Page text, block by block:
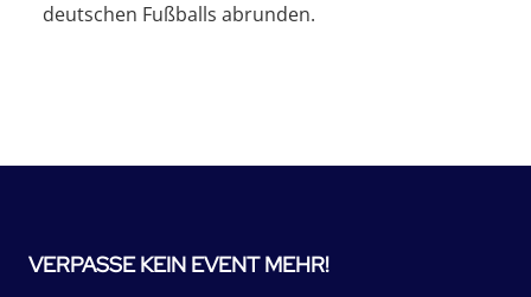
deutschen Fußballs abrunden.
VERPASSE KEIN EVENT MEHR!